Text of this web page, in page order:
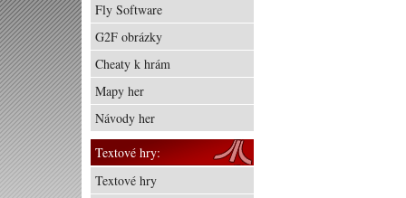
Fly Software
G2F obrázky
Cheaty k hrám
Mapy her
Návody her
Textové hry:
Textové hry